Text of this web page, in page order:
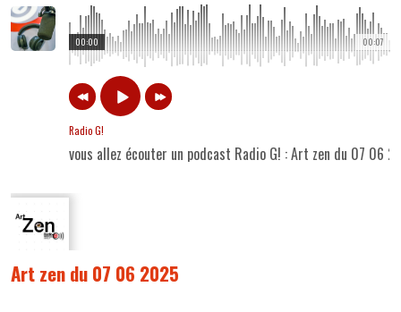
00:07
00:00
Radio G!
vous allez écouter un podcast Radio G! : Art zen du 07 06
Art zen du 07 06 2025